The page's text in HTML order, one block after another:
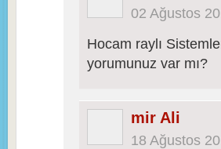
02 Ağustos
Hocam raylı
yorumunuz var mı?
mir Ali
18 Ağustos